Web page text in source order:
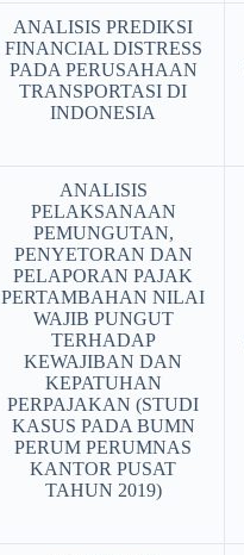
ANALISIS PREDIKSI
FINANCIAL DISTRESS
PADA PERUSAHAAN
TRANSPORTASI DI
INDONESIA
ANALISIS
PELAKSANAAN
PEMUNGUTAN,
PENYETORAN DAN
PELAPORAN PAJAK
PERTAMBAHAN NILAI
WAJIB PUNGUT
TERHADAP
KEWAJIBAN DAN
KEPATUHAN
PERPAJAKAN (STUDI
KASUS PADA BUMN
PERUM PERUMNAS
KANTOR PUSAT
TAHUN 2019)